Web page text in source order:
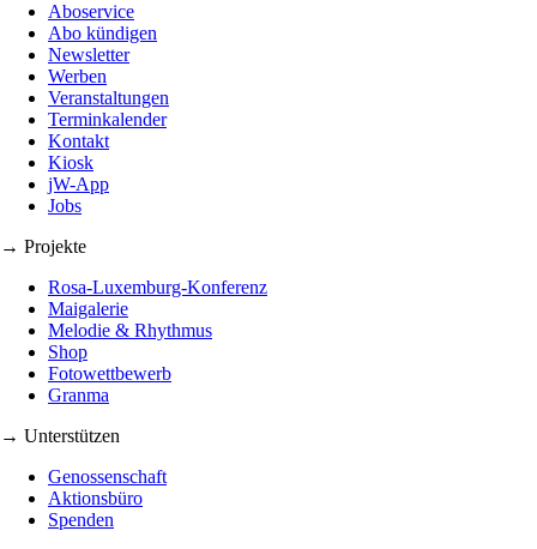
Aboservice
Abo kündigen
Newsletter
Werben
Veranstaltungen
Terminkalender
Kontakt
Kiosk
jW-App
Jobs
→ Projekte
Rosa-Luxemburg-Konferenz
Maigalerie
Melodie & Rhythmus
Shop
Fotowettbewerb
Granma
→ Unterstützen
Genossenschaft
Aktionsbüro
Spenden